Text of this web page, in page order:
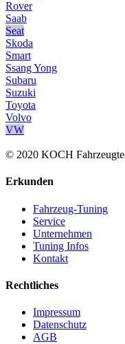
Rover
Saab
Seat
Skoda
Smart
Ssang Yong
Subaru
Suzuki
Toyota
Volvo
VW
© 2020 KOCH
Erkunden
Fahrzeug-Tuning
Service
Unternehmen
Tuning Infos
Kontakt
Rechtliches
Impressum
Datenschutz
AGB